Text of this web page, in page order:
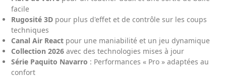
facile
Rugosité 3D pour plus d'effet et de contrôle sur les coups
techniques
Canal Air React pour une maniabilité et un jeu dynamique
Collection 2026 avec des technologies mises à jour
Série Paquito Navarro : Performances « Pro » adaptées au
confort